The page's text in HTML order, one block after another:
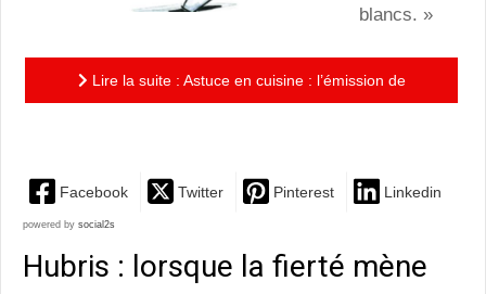
blancs. »
Lire la suite : Astuce en cuisine : l’émission de
Facebook Twitter Pinterest Linkedin
powered by social2s
Hubris : lorsque la fierté mène